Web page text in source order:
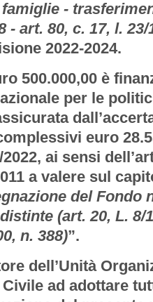
-
- art. 80, c. 17, l.
2022-2024.
500.000,00 è
per le
euro
ai sensi
a valere sul
del Fondo
(art. 20, L. 8/
n. 388)”.
dell’Unità
ad adottare